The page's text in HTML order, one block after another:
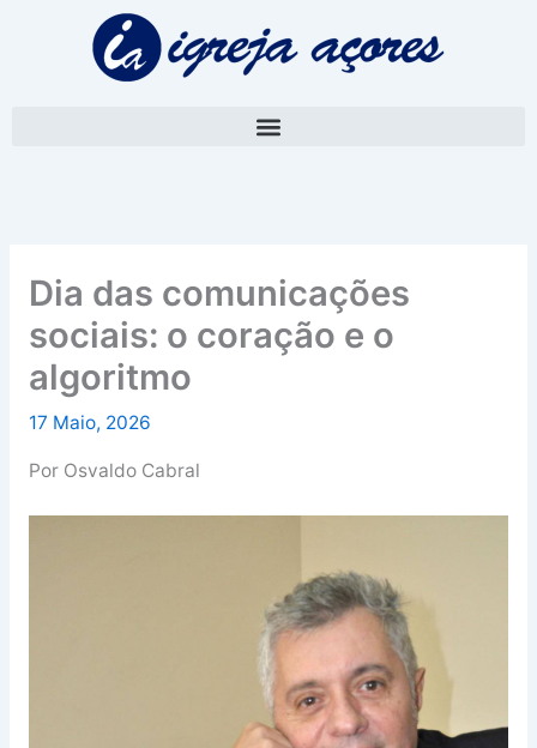
Dia das comunicações
sociais: o coração e o
algoritmo
17 Maio, 2026
Por Osvaldo Cabral